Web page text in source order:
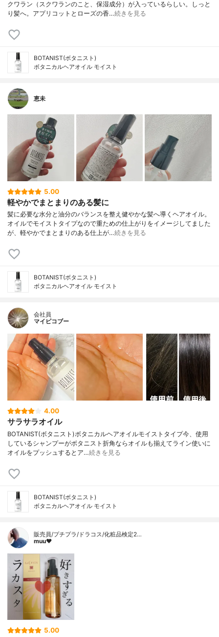
クワラン（スクワランのこと、保湿成分）が入っているらしい。しっと
り髪へ。アプリコットとローズの香…続きを見る
BOTANIST(ボタニスト)
ボタニカルヘアオイル モイスト
恵未
5.00
軽やかでまとまりのある髪に
髪に必要な水分と油分のバランスを整え健やかな髪へ導くヘアオイル。
オイルでモイストタイプなので重ための仕上がりをイメージしてました
が、軽やかでまとまりのある仕上が…続きを見る
BOTANIST(ボタニスト)
ボタニカルヘアオイル モイスト
会社員
マイピコブー
4.00
サラサラオイル
BOTANIST(ボタニスト)ボタニカルヘアオイルモイストタイプ今、使用
しているシャンプーがボタニスト折角ならオイルも揃えてライン使いに
オイルをプッシュするとア…続きを見る
BOTANIST(ボタニスト)
ボタニカルヘアオイル モイスト
販売員/プチプラ/ドラコス/化粧品検定2…
muu❤︎
5.00